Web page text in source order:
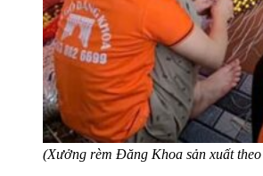
(Xưởng rèm Đăng Khoa sản xuất theo